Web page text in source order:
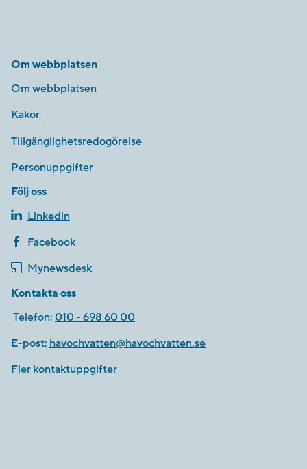
Om webbplatsen
Om webbplatsen
Kakor
Tillgänglighetsredogörelse
Personuppgifter
Följ oss
Linkedin
Facebook
Mynewsdesk
Kontakta oss
Telefon: 010 - 698 60 00
E-post: havochvatten@havochvatten.se
Fler kontaktuppgifter